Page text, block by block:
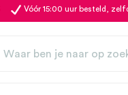
Vóór 15:00 uur besteld,